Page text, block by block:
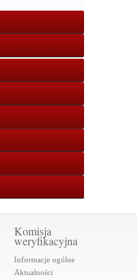
Komisja
weryfikacyjna
Informacje ogólne
Aktualności